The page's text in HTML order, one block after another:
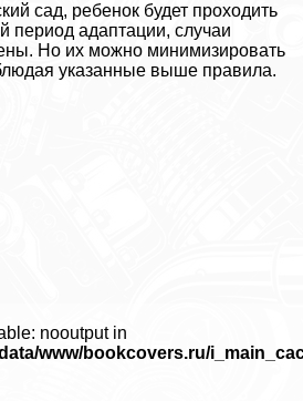
сад, ребенок будет проходить
период адаптации, случаи
Но их можно минимизировать
указанные выше правила.
nooutput in
www/bookcovers.ru/